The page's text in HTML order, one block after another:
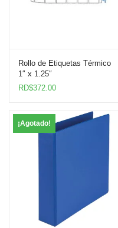
Rollo de Etiquetas Térmico
1″ x 1.25″
RD$372.00
¡Agotado!